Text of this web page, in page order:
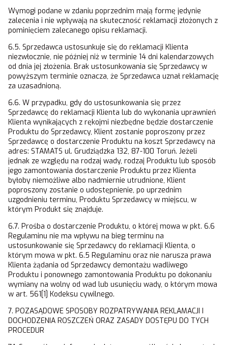
Wymogi podane w zdaniu poprzednim mają formę jedynie
zalecenia i nie wpływają na skuteczność reklamacji złożonych z
pominięciem zalecanego opisu reklamacji.
6.5. Sprzedawca ustosunkuje się do reklamacji Klienta
niezwłocznie, nie później niż w terminie 14 dni kalendarzowych
od dnia jej złożenia. Brak ustosunkowania się Sprzedawcy w
powyższym terminie oznacza, że Sprzedawca uznał reklamację
za uzasadnioną.
6.6. W przypadku, gdy do ustosunkowania się przez
Sprzedawcę do reklamacji Klienta lub do wykonania uprawnień
Klienta wynikających z rękojmi niezbędne będzie dostarczenie
Produktu do Sprzedawcy, Klient zostanie poproszony przez
Sprzedawcę o dostarczenie Produktu na koszt Sprzedawcy na
adres: STAMATS ul. Grudziądzka 132, 87-100 Toruń. Jeżeli
jednak ze względu na rodzaj wady, rodzaj Produktu lub sposób
jego zamontowania dostarczenie Produktu przez Klienta
byłoby niemożliwe albo nadmiernie utrudnione, Klient
poproszony zostanie o udostępnienie, po uprzednim
uzgodnieniu terminu, Produktu Sprzedawcy w miejscu, w
którym Produkt się znajduje.
6.7. Prośba o dostarczenie Produktu, o której mowa w pkt. 6.6
Regulaminu nie ma wpływu na bieg terminu na
ustosunkowanie się Sprzedawcy do reklamacji Klienta, o
którym mowa w pkt. 6.5 Regulaminu oraz nie narusza prawa
Klienta żądania od Sprzedawcy demontażu wadliwego
Produktu i ponownego zamontowania Produktu po dokonaniu
wymiany na wolny od wad lub usunięciu wady, o którym mowa
w art. 561[1] Kodeksu cywilnego.
7. POZASĄDOWE SPOSOBY ROZPATRYWANIA REKLAMACJI I
DOCHODZENIA ROSZCZEŃ ORAZ ZASADY DOSTĘPU DO TYCH
PROCEDUR